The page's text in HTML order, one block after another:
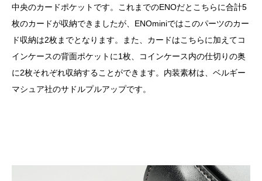
中央のカードポケットです。これまでのENOだとこちらに合計5
枚のカードが収納できましたが、ENOminiではこのパーツのカー
ド収納は2枚までとなります。また、カードはこちらに加えてコ
インケースの背面ポケットに1枚、コインケース内の仕切りの奥
に2枚それぞれ収納することができます。内装素材は、ベルギー
マシュア社のサドルプルアップです。